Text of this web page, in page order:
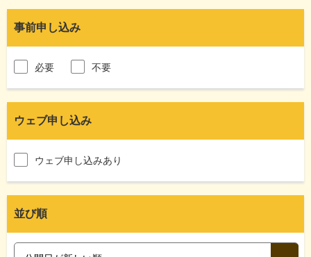
事前申し込み
必要 不要
ウェブ申し込み
ウェブ申し込みあり
並び順